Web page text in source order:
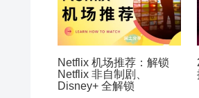
Netflix 机场推荐：解锁
Netflix 非自制剧、
Disney+ 全解锁